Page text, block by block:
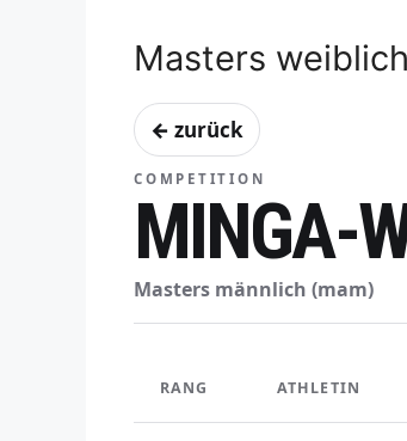
Masters weiblich
← zurück
COMPETITION
MINGA-
Masters männlich (mam)
RANG ATHLETIN